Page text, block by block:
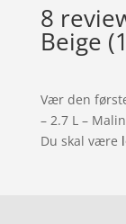
8
Beige
Vær den
– 2.7 L –
Du skal være